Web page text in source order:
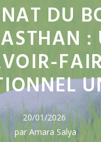
DU
:
20/01/2026
par Amara Salya